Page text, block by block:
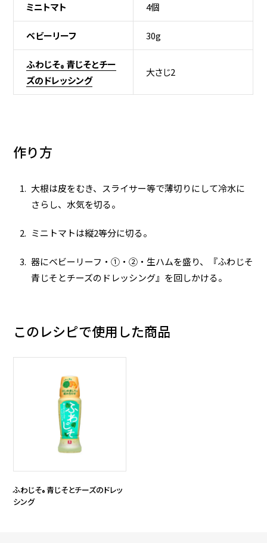
ミニトマト 4個
ベビーリーフ 30g
ふわじそ® 青じそとチー
ズのドレッシング
大さじ2
作り方
大根は皮をむき、スライサー等で薄切りにして冷水に
さらし、水気を切る。
ミニトマトは縦2等分に切る。
器にベビーリーフ・①・➁・生ハムを盛り、『ふわじそ
青じそとチーズのドレッシング』を回しかける。
このレシピで使用した商品
ふわじそ® 青じそとチーズのドレッ
シング